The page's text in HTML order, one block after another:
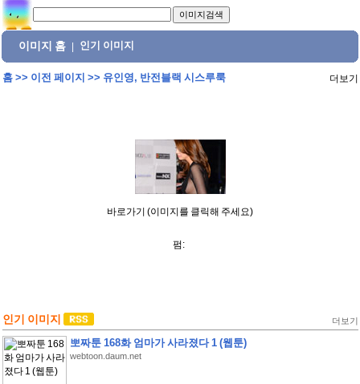
이미지 홈 인기 이미지
홈>> 이전 페이지 >> 유인영, 반전블랙 시스루룩 더보기
바로가기 (이미지를 클릭해 주세요)
펌:
인기 이미지 더보기
뽀짜툰 168화 엄마가 사라졌다 1 (웹툰)
webtoon.daum.net